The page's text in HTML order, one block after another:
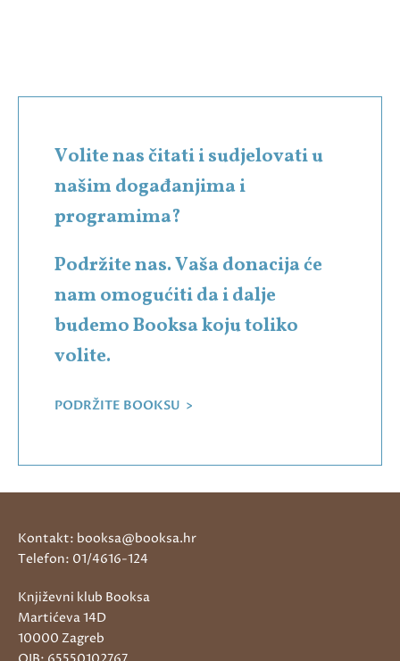
Volite nas čitati i sudjelovati u
našim događanjima i
programima?
Podržite nas. Vaša donacija će
nam omogućiti da i dalje
budemo Booksa koju toliko
volite.
PODRŽITE BOOKSU >
Kontakt: booksa@booksa.hr
Telefon: 01/4616-124
Književni klub Booksa
Martićeva 14D
10000 Zagreb